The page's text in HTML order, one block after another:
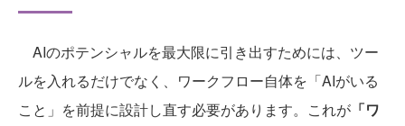
AIのポテンシャルを最大限に引き出すためには、ツー
ルを入れるだけでなく、ワークフロー自体を「AIがいる
こと」を前提に設計し直す必要があります。これが 「ワ